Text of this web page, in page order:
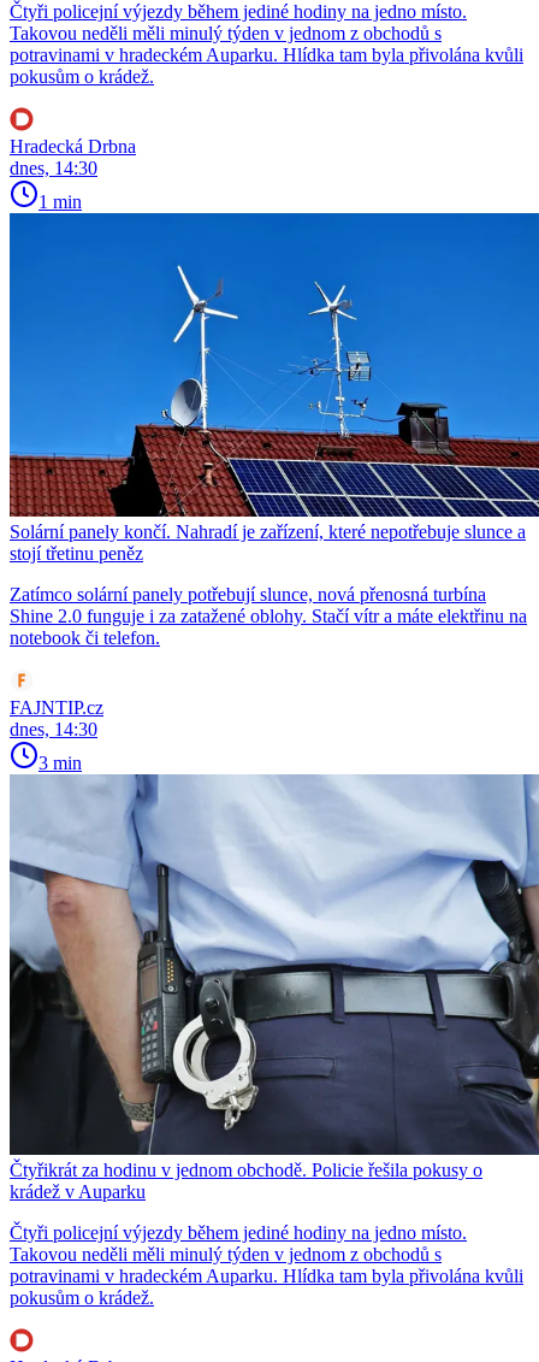
Čtyři policejní výjezdy během jediné hodiny na jedno místo.
Takovou neděli měli minulý týden v jednom z obchodů s
potravinami v hradeckém Auparku. Hlídka tam byla přivolána kvůli
pokusům o krádež.
Hradecká Drbna
dnes, 14:30
1 min
Solární panely končí. Nahradí je zařízení, které nepotřebuje slunce a
stojí třetinu peněz
Zatímco solární panely potřebují slunce, nová přenosná turbína
Shine 2.0 funguje i za zatažené oblohy. Stačí vítr a máte elektřinu na
notebook či telefon.
FAJNTIP.cz
dnes, 14:30
3 min
Čtyřikrát za hodinu v jednom obchodě. Policie řešila pokusy o
krádež v Auparku
Čtyři policejní výjezdy během jediné hodiny na jedno místo.
Takovou neděli měli minulý týden v jednom z obchodů s
potravinami v hradeckém Auparku. Hlídka tam byla přivolána kvůli
pokusům o krádež.